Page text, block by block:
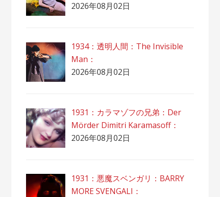
2026年08月02日
1934：透明人間：The Invisible
Man：
2026年08月02日
1931：カラマゾフの兄弟：Der
Mörder Dimitri Karamasoff：
2026年08月02日
1931：悪魔スベンガリ：BARRY
MORE SVENGALI：